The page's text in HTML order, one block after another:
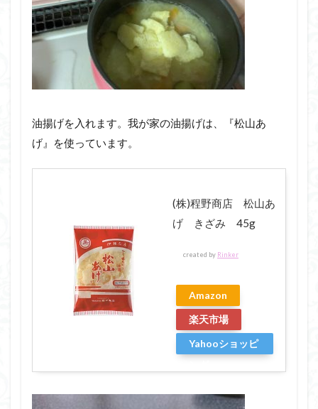
油揚げを入れます。我が家の油揚げは、『松山あ
げ』を使っています。
(株)程野商店 松山あ
げ きざみ 45g
created by Rinker
Amazon
楽天市場
Yahooショッピ